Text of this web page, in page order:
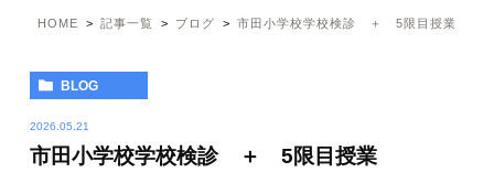
HOME 記事一覧 ブログ 市田小学校学校検診 ＋ 5限目授業
BLOG
2026.05.21
市田小学校学校検診 ＋ 5限目授業